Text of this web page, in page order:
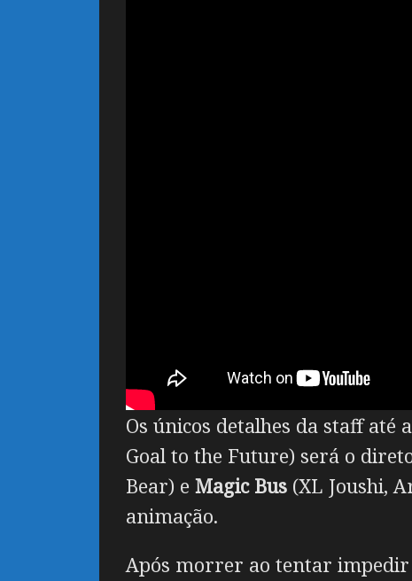
Os únicos detalhes da staff até
Goal to the Future) será o
Bear) e Magic Bus (XL Joushi,
animação.
Após morrer ao tentar